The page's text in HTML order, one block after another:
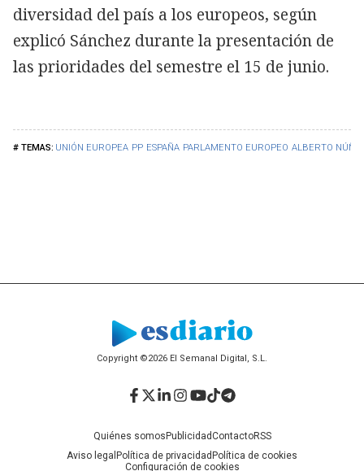
UNIÓN EUROPEA PP ESPAÑA PARLAMENTO EUROPEO ALBERTO
diversidad del país a los europeos, según
explicó Sánchez durante la presentación de
las prioridades del semestre el 15 de junio.
Copyright ©2026 El Semanal Digital, S.L.
Quiénes somos PublicidadContactoRSS
Aviso legal Política de privacidad Política de cookies
Configuración de cookies
Facebook
Twitter
LinkedIn
Instagram
YouTube
TikTok
Telegram